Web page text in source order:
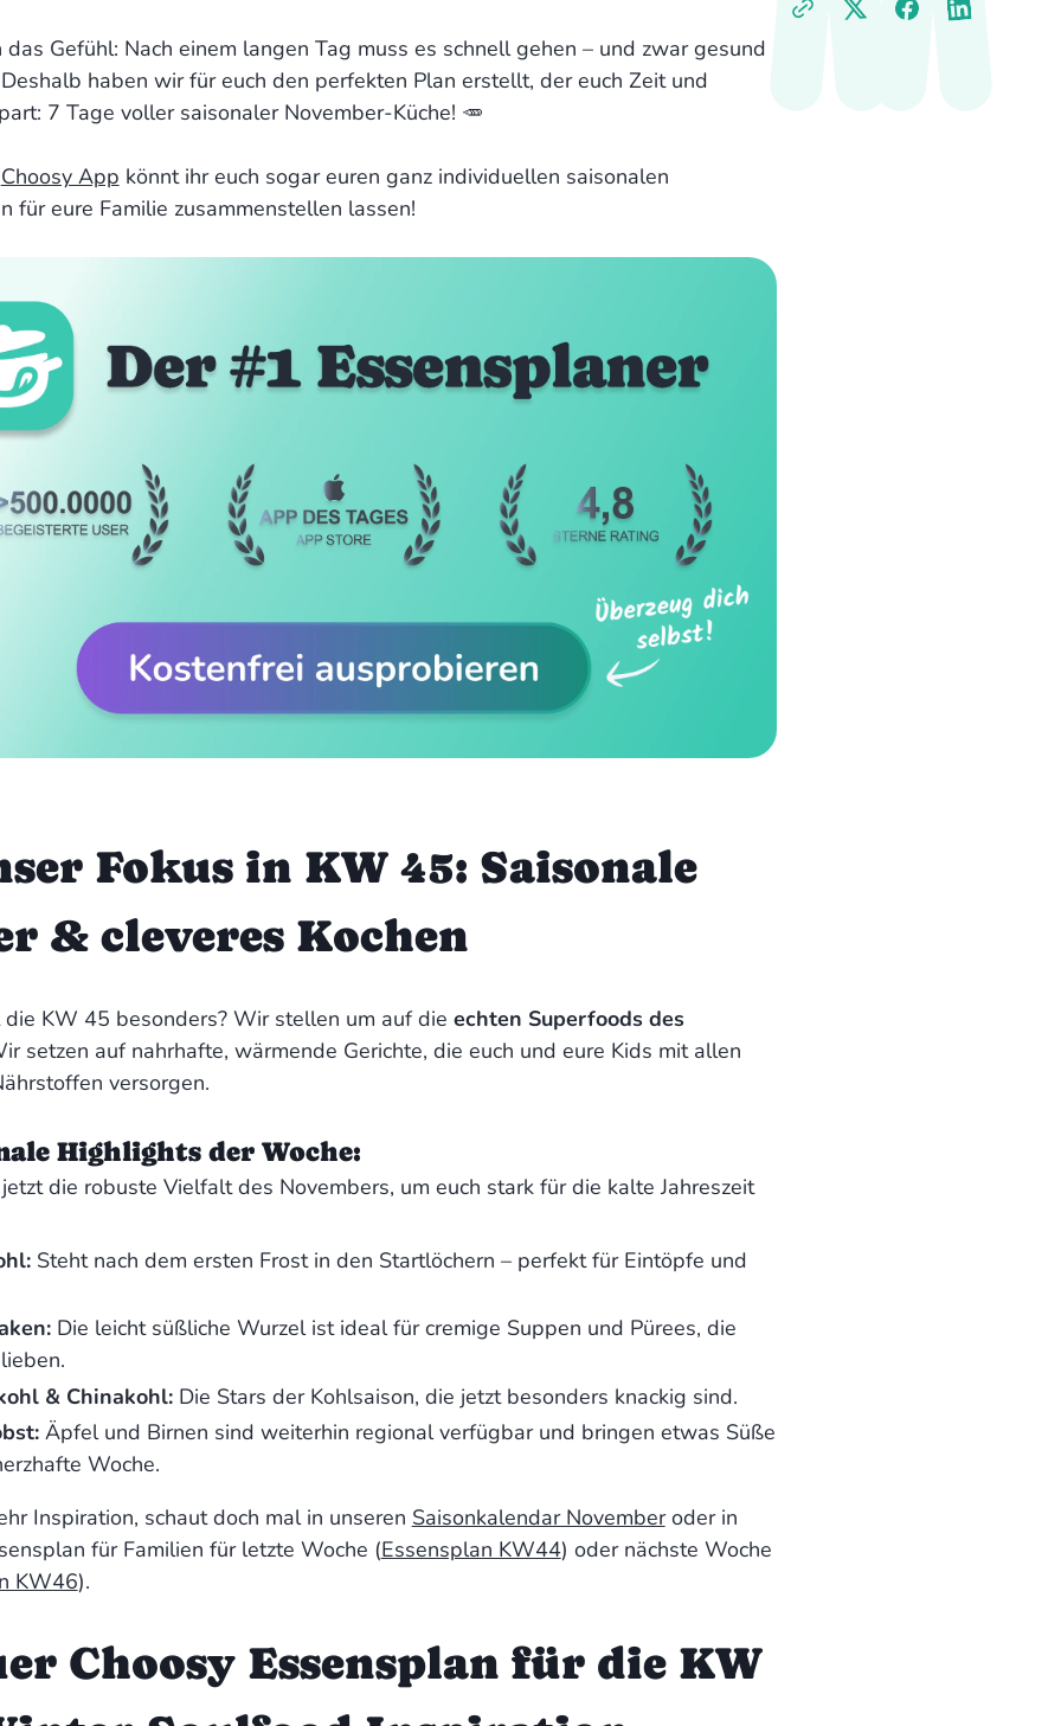
Gefühl: Nach einem langen Tag muss es schnell gehen – und zwar gesund
haben wir für euch den perfekten Plan erstellt, der euch Zeit und
7 Tage voller saisonaler November-Küche! 🥕
Choosy App könnt ihr euch sogar euren ganz individuellen saisonalen
für eure Familie zusammenstellen lassen!
Fokus in KW 45: Saisonale
& cleveres Kochen
KW 45 besonders? Wir stellen um auf die echten Superfoods des
setzen auf nahrhafte, wärmende Gerichte, die euch und eure Kids mit allen
versorgen.
Highlights der Woche:
die robuste Vielfalt des Novembers, um euch stark für die kalte Jahreszeit
Steht nach dem ersten Frost in den Startlöchern – perfekt für Eintöpfe und
Die leicht süßliche Wurzel ist ideal für cremige Suppen und Pürees, die
& Chinakohl:Die Stars der Kohlsaison, die jetzt besonders knackig sind.
Äpfel und Birnen sind weiterhin regional verfügbar und bringen etwas Süße
Woche.
Inspiration, schaut doch mal in unseren Saisonkalendar Novemberoder in
für Familien für letzte Woche (Essensplan KW44) oder nächste Woche
KW46).
Choosy Essensplan für die KW